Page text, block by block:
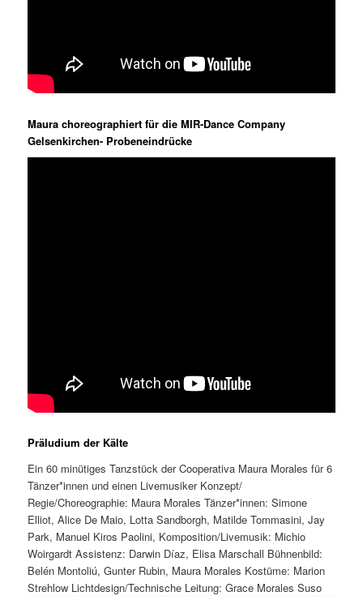
Maura choreographiert für die MIR-Dance Company
Gelsenkirchen- Probeneindrücke
Präludium der Kälte
Ein 60 minütiges Tanzstück der Cooperativa Maura Morales für 6
Tänzer*innen und einen Livemusiker Konzept/
Regie/Choreographie: Maura Morales Tänzer*innen: Simone
Elliot, Alice De Maio, Lotta Sandborgh, Matilde Tommasini, Jay
Park, Manuel Kiros Paolini, Komposition/Livemusik: Michio
Woirgardt Assistenz: Darwin Díaz, Elisa Marschall Bühnenbild:
Belén Montoliú, Gunter Rubin, Maura Morales Kostüme: Marion
Strehlow Lichtdesign/Technische Leitung: Grace Morales Suso